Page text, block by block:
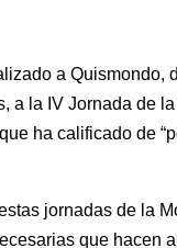
a
a la IV Jornada de
ha calificado de
jornadas de la
que